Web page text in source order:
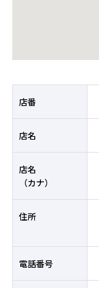
店番
店名
店名
（カナ）
住所
電話番号